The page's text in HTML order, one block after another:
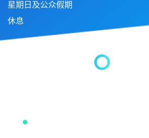
星期日及公众假期
休息